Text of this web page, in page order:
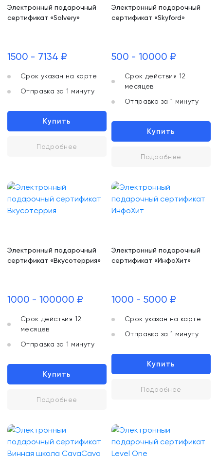
Электронный подарочный
сертификат «Solvery»
1500 - 7134 ₽
Срок указан на карте
Отправка за 1 минуту
Купить
Подробнее
Электронный подарочный
сертификат «Skyford»
500 - 10000 ₽
Срок действия 12
месяцев
Отправка за 1 минуту
Купить
Подробнее
Электронный подарочный
сертификат «Вкусотеррия»
1000 - 100000 ₽
Срок действия 12
месяцев
Отправка за 1 минуту
Купить
Подробнее
Электронный подарочный
сертификат «ИнфоХит»
1000 - 5000 ₽
Срок указан на карте
Отправка за 1 минуту
Купить
Подробнее